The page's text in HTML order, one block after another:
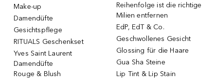
Make-up
Damendüfte
Gesichtspflege
RITUALS Geschenkset
Yves Saint Laurent
Damendüfte
Rouge & Blush
Reihenfolge ist die richtige
Milien entfernen
EdP, EdT & Co.
Geschwollenes Gesicht
Glossing für die Haare
Gua Sha Steine
Lip Tint & Lip Stain